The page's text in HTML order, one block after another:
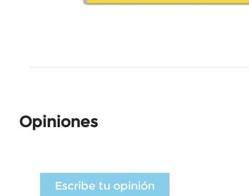
Opiniones
Escribe tu opinión